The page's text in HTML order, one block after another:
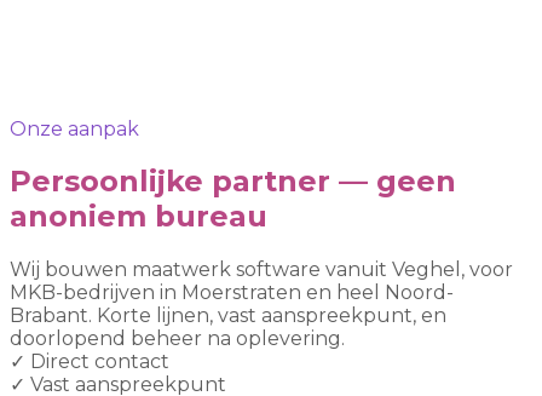
Onze aanpak
Persoonlijke partner — geen
anoniem bureau
Wij bouwen maatwerk software vanuit Veghel, voor
MKB-bedrijven in Moerstraten en heel Noord-
Brabant. Korte lijnen, vast aanspreekpunt, en
doorlopend beheer na oplevering.
✓ Direct contact
✓ Vast aanspreekpunt